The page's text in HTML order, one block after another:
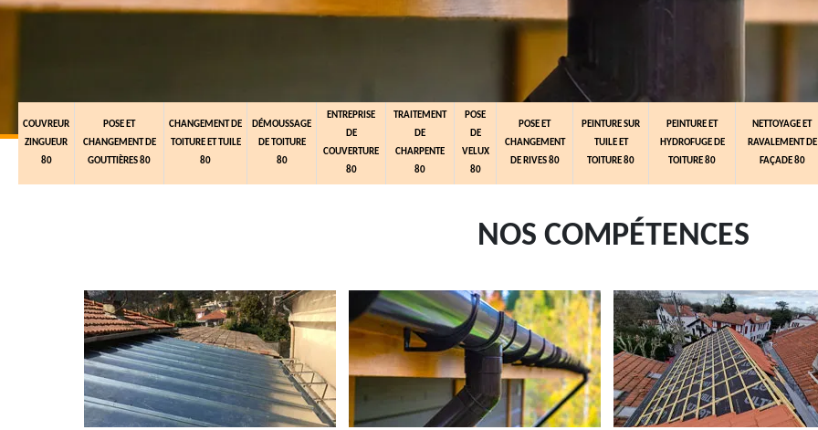
COUVREUR
ZINGUEUR
80
POSE ET
CHANGEMENT DE
GOUTTIÈRES 80
CHANGEMENT DE
TOITURE ET TUILE
80
DÉMOUSSAGE
DE TOITURE
80
ENTREPRISE
DE
COUVERTURE
80
TRAITEMENT
DE
CHARPENTE
80
POSE
DE
VELUX
80
POSE ET
CHANGEMENT
DE RIVES 80
PEINTURE SUR
TUILE ET
TOITURE 80
PEINTURE ET
HYDROFUGE DE
TOITURE 80
NETTOYAGE ET
RAVALEMENT DE
FAÇADE 80
NOS COMPÉTENCES